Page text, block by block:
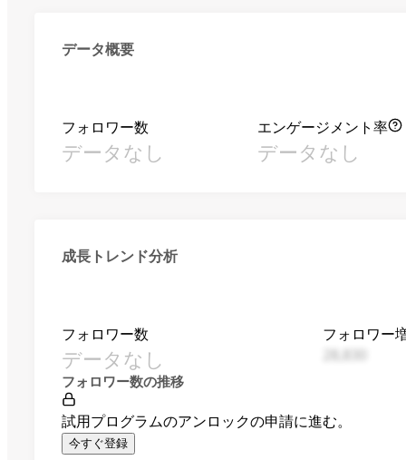
データ概要
フォロワー数
データなし
エンゲージメント率
データなし
成長トレンド分析
フォロワー数
データなし
フォロワー
フォロワー数の推移
試用プログラムのアンロックの申請に進む。
今すぐ登録